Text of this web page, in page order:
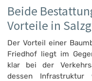
Beide
Vorteile in
Der Vorteil einer
Friedhof liegt im
klar bei der
dessen Infrastruktur